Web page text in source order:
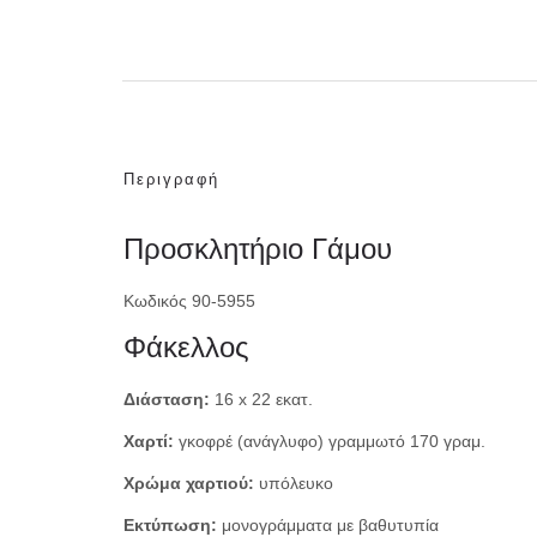
Περιγραφή
Προσκλητήριο Γάμου
Κωδικός 90-5955
Φάκελλος
Διάσταση: 16 x 22 εκατ.
Χαρτί: γκοφρέ (ανάγλυφο) γραμμωτό 170 γραμ.
Χρώμα χαρτιού: υπόλευκο
Εκτύπωση: μονογράμματα με βαθυτυπία